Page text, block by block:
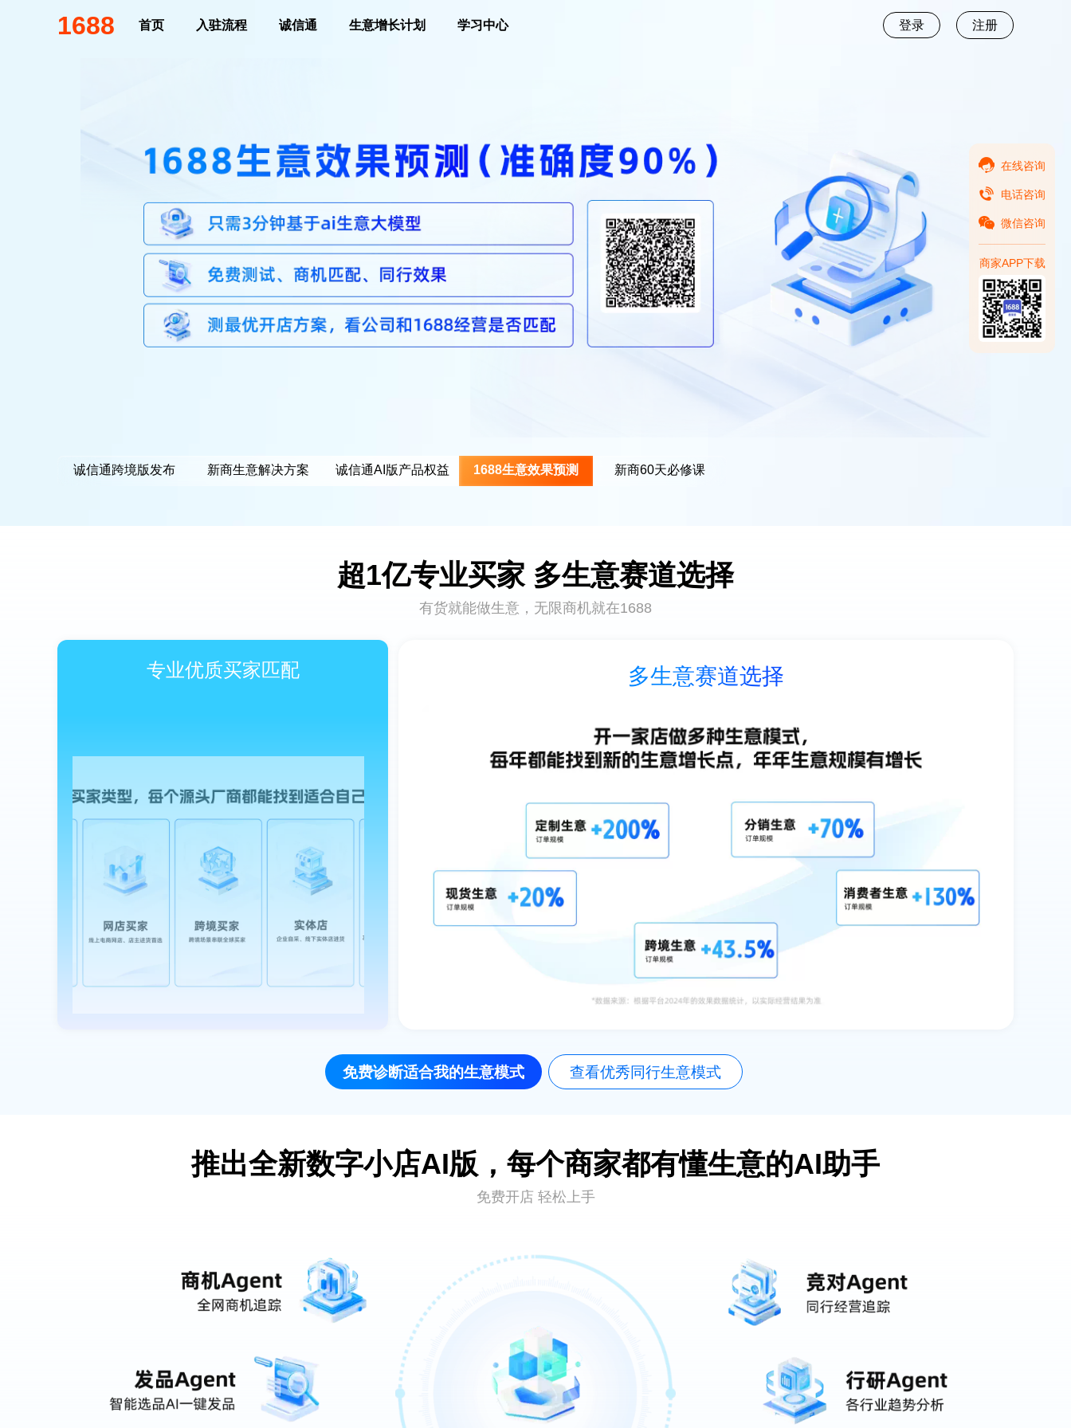
1688 首页 入驻流程 诚信通 生意增长计划 学习中心 登录 注册
在线咨询
电话咨询
微信咨询
商家APP下载
诚信通跨境版发布 新商生意解决方案 诚信通AI版产品权益 1688生意效果预测 新商60天必修课
超1亿专业买家 多生意赛道选择
有货就能做生意，无限商机就在1688
专业优质买家匹配 多生意赛道选择
免费诊断适合我的生意模式 查看优秀同行生意模式
推出全新数字小店AI版，每个商家都有懂生意的AI助手
免费开店 轻松上手